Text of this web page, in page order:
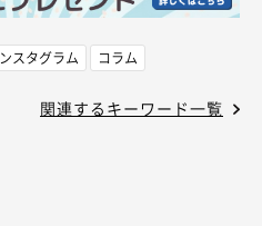
スタグラム コラム
関連するキーワード一覧